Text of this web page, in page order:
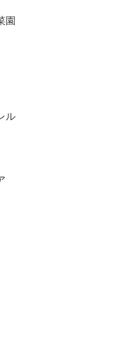
園
ル